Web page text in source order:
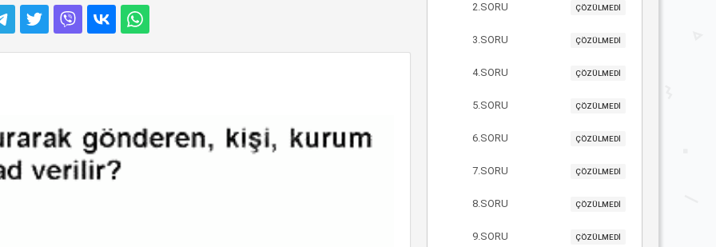
2.SORU ÇÖZÜLMEDİ
3.SORU ÇÖZÜLMEDİ
4.SORU ÇÖZÜLMEDİ
5.SORU ÇÖZÜLMEDİ
6.SORU ÇÖZÜLMEDİ
7.SORU ÇÖZÜLMEDİ
8.SORU ÇÖZÜLMEDİ
9.SORU ÇÖZÜLMEDİ